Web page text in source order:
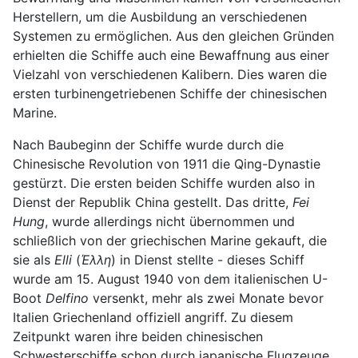
Herstellern, um die Ausbildung an verschiedenen
Systemen zu ermöglichen. Aus den gleichen Gründen
erhielten die Schiffe auch eine Bewaffnung aus einer
Vielzahl von verschiedenen Kalibern. Dies waren die
ersten turbinengetriebenen Schiffe der chinesischen
Marine.
Nach Baubeginn der Schiffe wurde durch die
Chinesische Revolution von 1911 die Qing-Dynastie
gestürzt. Die ersten beiden Schiffe wurden also in
Dienst der Republik China gestellt. Das dritte, Fei
Hung, wurde allerdings nicht übernommen und
schließlich von der griechischen Marine gekauft, die
sie als Elli (Έλλη) in Dienst stellte - dieses Schiff
wurde am 15. August 1940 von dem italienischen U-
Boot Delfino versenkt, mehr als zwei Monate bevor
Italien Griechenland offiziell angriff. Zu diesem
Zeitpunkt waren ihre beiden chinesischen